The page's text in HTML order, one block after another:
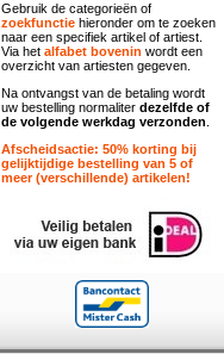
Gebruik de categorieën of
zoekfunctie hieronder om te zoeken
naar een specifiek artikel of artiest.
Via het alfabet bovenin wordt een
overzicht van artiesten gegeven.
Na ontvangst van de betaling wordt
uw bestelling normaliter dezelfde of
de volgende werkdag verzonden
Afscheidsactie: 50% korting bij
gelijktijdige bestelling van 5 of
meer (verschillende) artikelen!